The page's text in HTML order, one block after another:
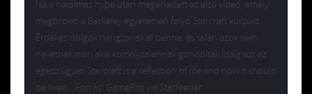
Na a hatalmas hype után megérkezett az első videó, amely
megörökíti a Berkeley egyetemen folyó Starcraft kurzust.
Érdekes dolgok hangzanak el benne, és talán azok sem
nevetnek már, akik komolytalannak gondolták idáig ezt az
egész ügyet: Starcraft is a reflection of life and how it should
be lived… Forrás: GamePro via Starfeeder